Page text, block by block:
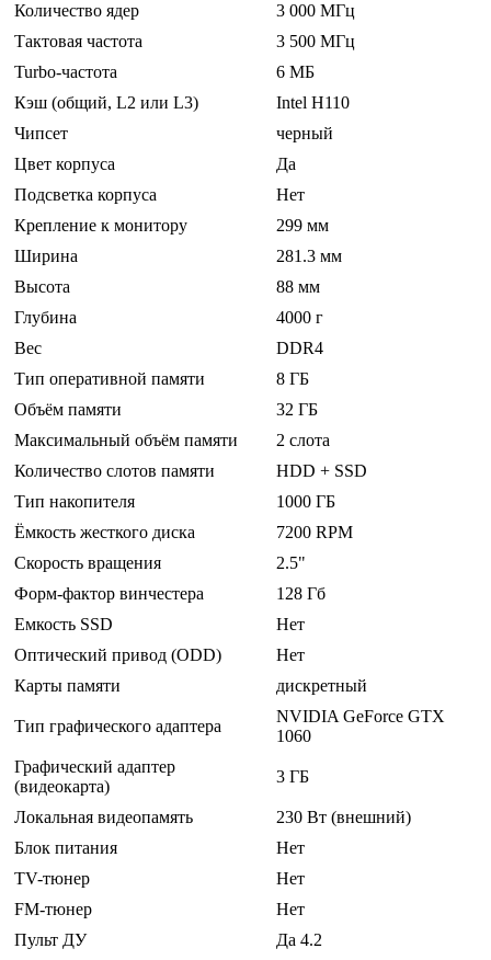
Количество ядер
3 000 МГц
Тактовая частота
3 500 МГц
Turbo-частота
6 МБ
Кэш (общий, L2 или L3)
Intel H110
Чипсет
черный
Цвет корпуса
Да
Подсветка корпуса
Нет
Крепление к монитору
299 мм
Ширина
281.3 мм
Высота
88 мм
Глубина
4000 г
Вес
DDR4
Тип оперативной памяти
8 ГБ
Объём памяти
32 ГБ
Максимальный объём памяти
2 слота
Количество слотов памяти
HDD + SSD
Тип накопителя
1000 ГБ
Ёмкость жесткого диска
7200 RPM
Скорость вращения
2.5"
Форм-фактор винчестера
128 Гб
Емкость SSD
Нет
Оптический привод (ODD)
Нет
Карты памяти
дискретный
Тип графического адаптера
NVIDIA GeForce GTX
1060
Графический адаптер
(видеокарта)
3 ГБ
Локальная видеопамять
230 Вт (внешний)
Блок питания
Нет
TV-тюнер
Нет
FM-тюнер
Нет
Пульт ДУ
Да 4.2